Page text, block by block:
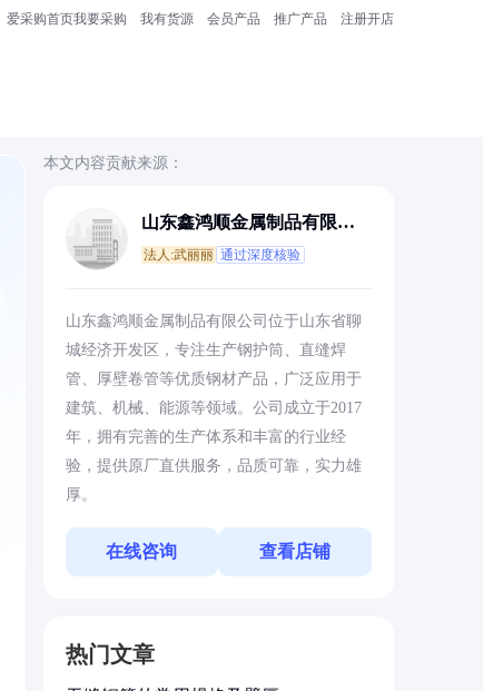
爱采购首页我要采购 我有货源 会员产品 推广产品 注册开店
本文内容贡献来源：
山东鑫鸿顺金属制品有限公
法人:武丽丽 通过深度核验
山东鑫鸿顺金属制品有限公司位于山东省聊
城经济开发区，专注生产钢护筒、直缝焊
管、厚壁卷管等优质钢材产品，广泛应用于
建筑、机械、能源等领域。公司成立于2017
年，拥有完善的生产体系和丰富的行业经
验，提供原厂直供服务，品质可靠，实力雄
厚。
在线咨询 查看店铺
热门文章